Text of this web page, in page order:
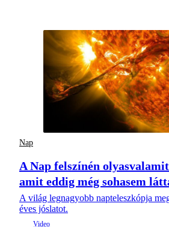
Nap
A Nap felszínén
amit eddig még sohasem
A világ legnagyobb napteleszkópja
éves jóslatot.